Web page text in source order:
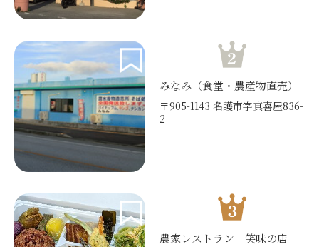
みなみ（食堂・農産物直売）
〒905-1143 名護市字真喜屋836-
2
農家レストラン 笑味の店